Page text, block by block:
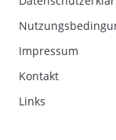
Impressum
Kontakt
Links